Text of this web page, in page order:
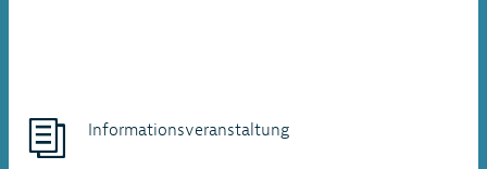
Informationsveranstaltung